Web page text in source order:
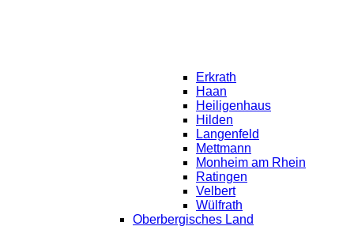
Erkrath
Haan
Heiligenhaus
Hilden
Langenfeld
Mettmann
Monheim am Rhein
Ratingen
Velbert
Wülfrath
Oberbergisches Land